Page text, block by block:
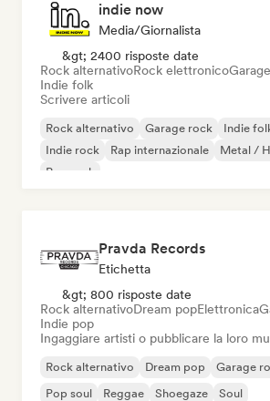
indie now
Media/Giornalista
&gt; 2400 risposte date
Rock alternativoRock elettronico
Indie folk
Scrivere articoli
Rock alternativo Garage rock Indie
Indie rock
Rap internazionale
Metal /
Pop rock
Pravda Records
Etichetta
&gt; 800 risposte date
Rock alternativoDream popElettronica
Indie pop
Ingaggiare artisti o pubblicare la loro
Rock alternativo Dream pop Garage
Pop soul
Reggae Shoegaze Soul